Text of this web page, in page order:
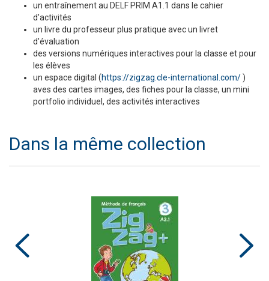
un entraînement au DELF PRIM A1.1 dans le cahier
d'activités
un livre du professeur plus pratique avec un livret
d'évaluation
des versions numériques interactives pour la classe et pour
les élèves
un espace digital (https://zigzag.cle-international.com/)
aves des cartes images, des fiches pour la classe, un mini
portfolio individuel, des activités interactives
Dans la même collection